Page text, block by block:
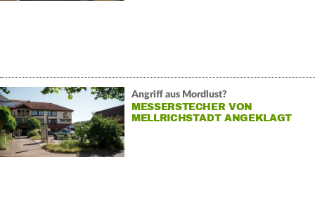
Angriff aus Mordlust?
MESSERSTECHER VON
MELLRICHSTADT ANGEKLAGT